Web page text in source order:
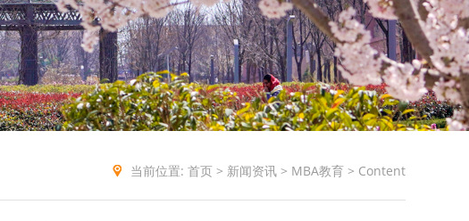
当前位置: 首页 > 新闻资讯 > MBA教育 > Content